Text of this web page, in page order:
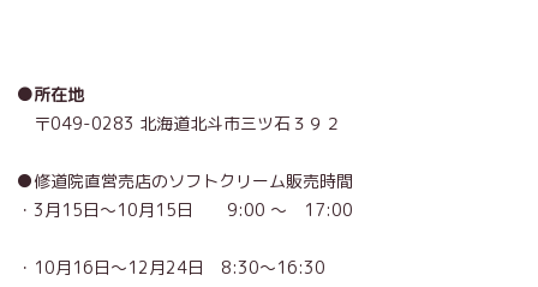
●所在地
〒049-0283 北海道北斗市三ツ石３９２
●修道院直営売店のソフトクリーム販売時間
・3月15日～10月15日 9:00 ～ 17:00
・10月16日～12月24日 8:30～16:30